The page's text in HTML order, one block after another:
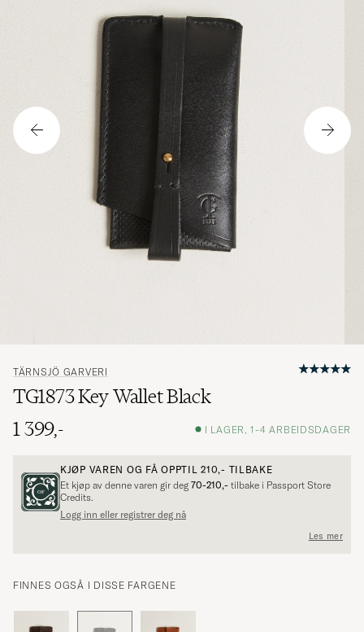
TÄRNSJÖ GARVERI
TG1873 Key Wallet Black
1 399,-
I LAGER, 1-4 ARBEIDSDAGER
KJØP VAREN OG FÅ OPPTIL210,- TILBAKE
Et kjøp av denne varen gir deg 70-210,- tilbake i Passport Store
Credits.
Logg inn eller registrer deg nå
Les mer
FINNES OGSÅ I DISSE FARGENE